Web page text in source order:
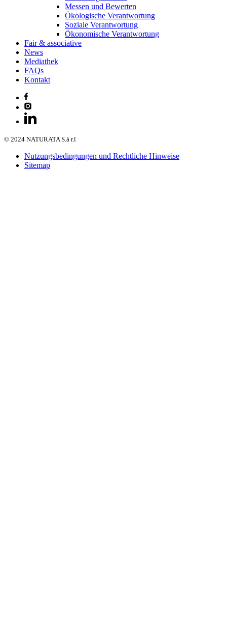
Messen und Bewerten
Ökologische Verantwortung
Soziale Verantwortung
Ökonomische Verantwortung
Fair & associative
News
Mediathek
FAQs
Kontakt
© 2024 NATURATA S.à r.l
Nutzungsbedingungen und Rechtliche Hinweise
Sitemap